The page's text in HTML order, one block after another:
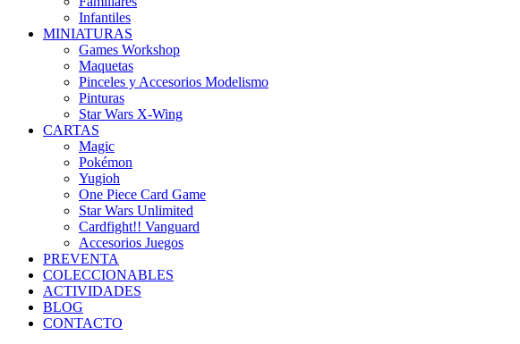
Infantiles
MINIATURAS
Games Workshop
Maquetas
Pinceles y Accesorios Modelismo
Pinturas
Star Wars X-Wing
CARTAS
Magic
Pokémon
Yugioh
One Piece Card Game
Star Wars Unlimited
Cardfight!! Vanguard
Accesorios Juegos
PREVENTA
COLECCIONABLES
ACTIVIDADES
BLOG
CONTACTO